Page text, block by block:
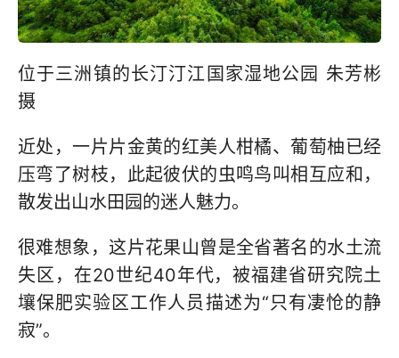
位于三洲镇的长汀汀江国家湿地公园 朱芳彬
摄
近处，一片片金黄的红美人柑橘、葡萄柚已经
压弯了树枝，此起彼伏的虫鸣鸟叫相互应和，
散发出山水田园的迷人魅力。
很难想象，这片花果山曾是全省著名的水土流
失区，在20世纪40年代，被福建省研究院土
壤保肥实验区工作人员描述为“只有凄怆的静
寂”。